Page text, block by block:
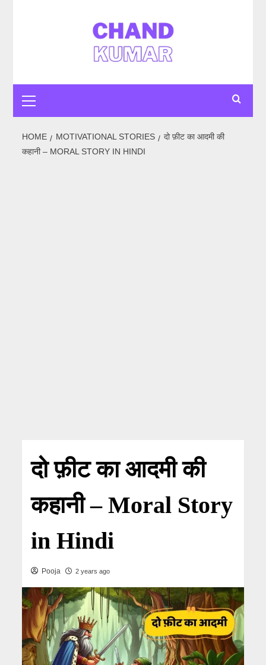
Menu
HOME MOTIVATIONAL STORIES
दो फ़ीट का आदमी की
कहानी – MORAL STORY IN HINDI
दो फ़ीट का आदमी की
कहानी – Moral Story
in Hindi
Pooja 2 years ago